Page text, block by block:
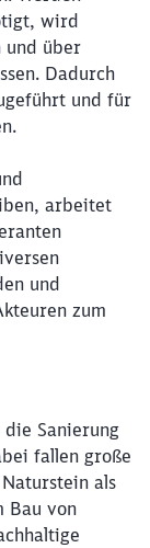
wird
und über
Dadurch
und für
arbeitet
und
zum
Sanierung
fallen große
Naturstein als
Bau von
Schließen